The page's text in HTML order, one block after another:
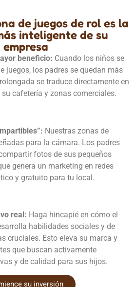
de juegos de rol es la
inteligente de su
empresa
beneficio: Cuando los niños se
juegos, los padres se quedan más
se traduce directamente en
cafetería y zonas comerciales.
Nuestras zonas de
para la cámara. Los padres
fotos de sus pequeños
genera un marketing en redes
y gratuito para tu local.
real: Haga hincapié en cómo el
habilidades sociales y de
cruciales. Esto eleva su marca y
que buscan activamente
y de calidad para sus hijos.
su inversión